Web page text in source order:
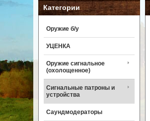
Категории
Оружие б/у
УЦЕНКА
Оружие сигнальное
(охолощенное)
Сигнальные патроны и
устройства
Саундмодераторы